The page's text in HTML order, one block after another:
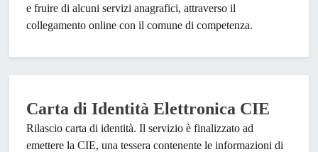
e fruire di alcuni servizi anagrafici, attraverso il
collegamento online con il comune di competenza.
Carta di Identità Elettronica CIE
Rilascio carta di identità. Il servizio è finalizzato ad
emettere la CIE, una tessera contenente le informazioni di